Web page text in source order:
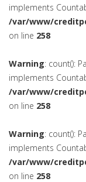
implements
/var/www/
on line 258
Warning: count():
implements
/var/www/
on line 258
Warning: count():
implements
/var/www/
on line 258